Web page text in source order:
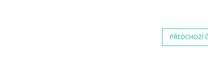
PŘEDCHOZÍ